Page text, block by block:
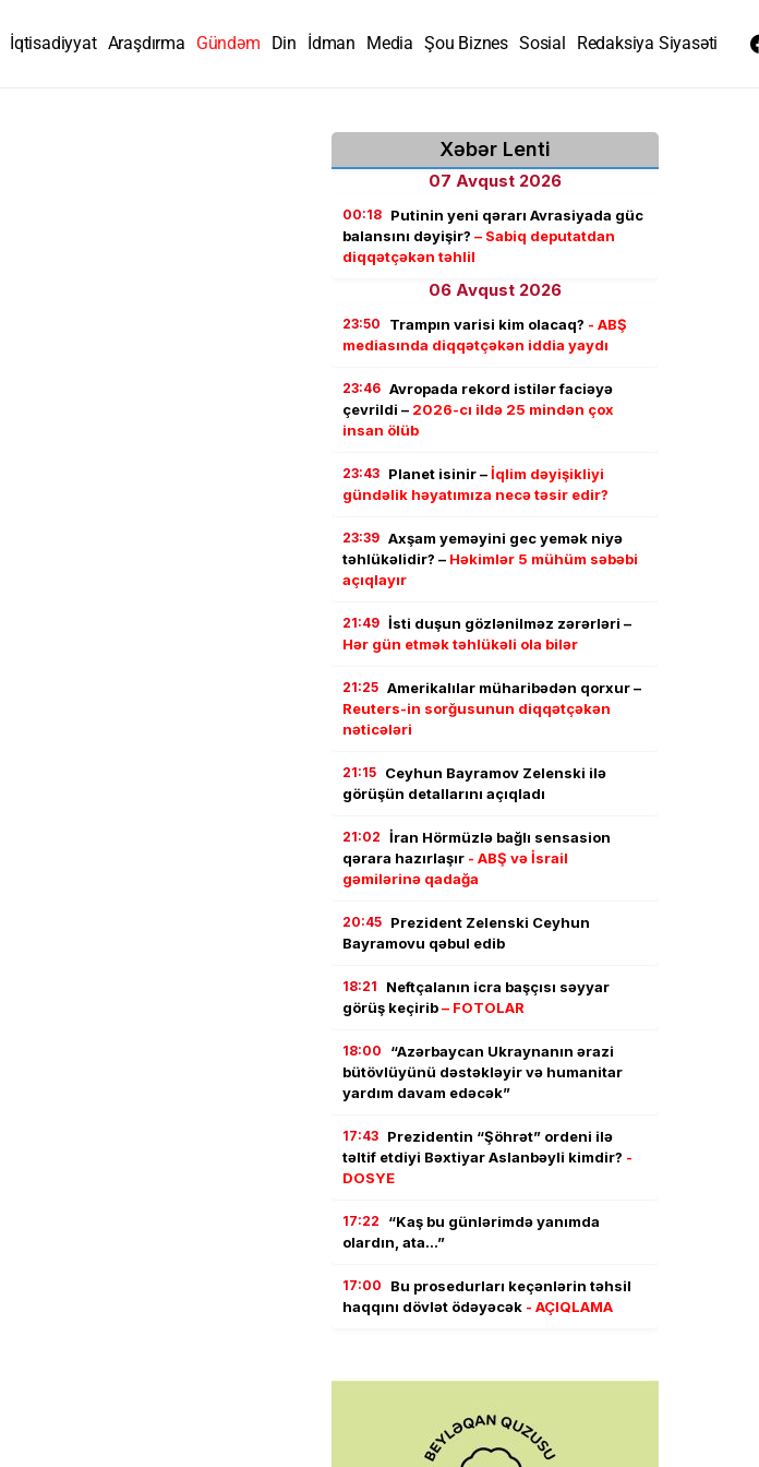
İqtisadiyyat Araşdırma Gündəm Din İdman Media Şou Biznes Sosial Redaksiya Siyasəti
Xəbər Lenti
07 Avqust 2026
00:18 Putinin yeni qərarı Avrasiyada güc
balansını dəyişir? – Sabiq deputatdan
diqqətçəkən təhlil
06 Avqust 2026
23:50 Trampın varisi kim olacaq? - ABŞ
mediasında diqqətçəkən iddia yaydı
23:46 Avropada rekord istilər faciəyə
çevrildi – 2026-cı ildə 25 mindən çox
insan ölüb
23:43 Planet isinir –İqlim dəyişikliyi
gündəlik həyatımıza necə təsir edir?
23:39 Axşam yeməyini gec yemək niyə
təhlükəlidir? – Həkimlər 5 mühüm səbəbi
açıqlayır
21:49 İsti duşun gözlənilməz zərərləri –
Hər gün etmək təhlükəli ola bilər
21:25 Amerikalılar müharibədən qorxur –
Reuters-in sorğusunun diqqətçəkən
nəticələri
21:15 Ceyhun Bayramov Zelenski ilə
görüşün detallarını açıqladı
21:02 İran Hörmüzlə bağlı sensasion
qərara hazırlaşır - ABŞ və İsrail
gəmilərinə qadağa
20:45 Prezident Zelenski Ceyhun
Bayramovu qəbul edib
18:21
Neftçalanın icra başçısı səyyar
görüş keçirib– FOTOLAR
18:00
“Azərbaycan Ukraynanın ərazi
bütövlüyünü dəstəkləyir və humanitar
yardım davam edəcək”
17:43 Prezidentin “Şöhrət” ordeni ilə
təltif etdiyi Bəxtiyar Aslanbəyli kimdir? -
DOSYE
17:22
“Kaş bu günlərimdə yanımda
olardın, ata…”
17:00
Bu prosedurları keçənlərin təhsil
haqqını dövlət ödəyəcək - AÇIQLAMA